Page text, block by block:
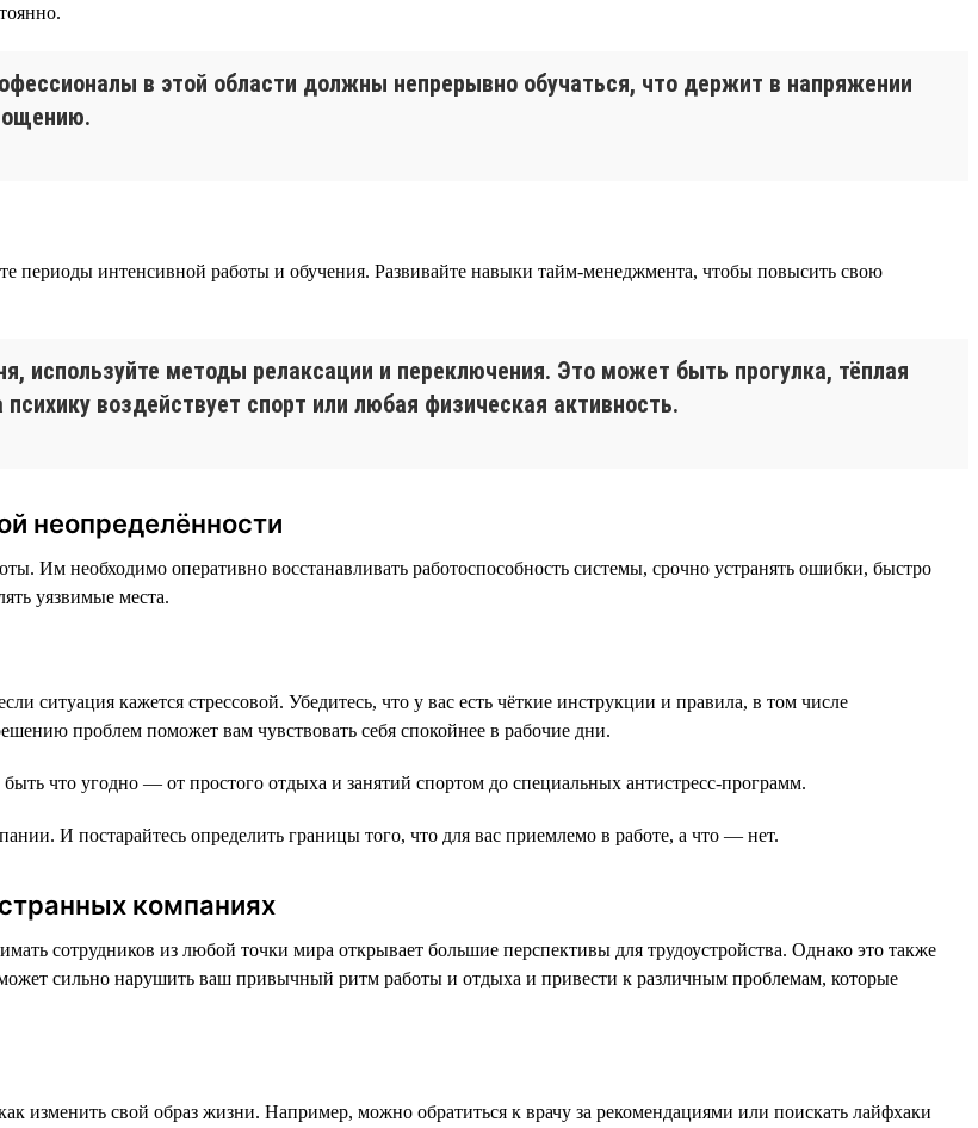
в этой области должны непрерывно обучаться, что держит в напряжении
периоды интенсивной работы и обучения. Развивайте навыки тайм-менеджмента, чтобы повысить свою
используйте методы релаксации и переключения. Это может быть прогулка, тёплая
воздействует спорт или любая физическая активность.
неопределённости
Им необходимо оперативно восстанавливать работоспособность системы, срочно устранять ошибки, быстро
уязвимые места.
ситуация кажется стрессовой. Убедитесь, что у вас есть чёткие инструкции и правила, в том числе
проблем поможет вам чувствовать себя спокойнее в рабочие дни.
что угодно — от простого отдыха и занятий спортом до специальных антистресс-программ.
И постарайтесь определить границы того, что для вас приемлемо в работе, а что — нет.
компаниях
сотрудников из любой точки мира открывает большие перспективы для трудоустройства. Однако это также
может сильно нарушить ваш привычный ритм работы и отдыха и привести к различным проблемам, которые
изменить свой образ жизни. Например, можно обратиться к врачу за рекомендациями или поискать лайфхаки